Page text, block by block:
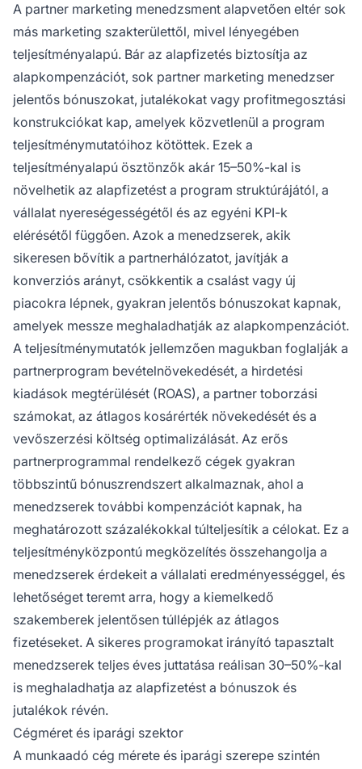
A partner marketing menedzsment alapvetően eltér sok
más marketing szakterülettől, mivel lényegében
teljesítményalapú. Bár az alapfizetés biztosítja az
alapkompenzációt, sok partner marketing menedzser
jelentős bónuszokat, jutalékokat vagy profitmegosztási
konstrukciókat kap, amelyek közvetlenül a program
teljesítménymutatóihoz kötöttek. Ezek a
teljesítményalapú ösztönzők akár 15–50%-kal is
növelhetik az alapfizetést a program struktúrájától, a
vállalat nyereségességétől és az egyéni KPI-k
elérésétől függően. Azok a menedzserek, akik
sikeresen bővítik a partnerhálózatot, javítják a
konverziós arányt, csökkentik a csalást vagy új
piacokra lépnek, gyakran jelentős bónuszokat kapnak,
amelyek messze meghaladhatják az alapkompenzációt.
A teljesítménymutatók jellemzően magukban foglalják a
partnerprogram bevételnövekedését, a hirdetési
kiadások megtérülését (ROAS), a partner toborzási
számokat, az átlagos kosárérték növekedését és a
vevőszerzési költség optimalizálását. Az erős
partnerprogrammal rendelkező cégek gyakran
többszintű bónuszrendszert alkalmaznak, ahol a
menedzserek további kompenzációt kapnak, ha
meghatározott százalékokkal túlteljesítik a célokat. Ez a
teljesítményközpontú megközelítés összehangolja a
menedzserek érdekeit a vállalati eredményességgel, és
lehetőséget teremt arra, hogy a kiemelkedő
szakemberek jelentősen túllépjék az átlagos
fizetéseket. A sikeres programokat irányító tapasztalt
menedzserek teljes éves juttatása reálisan 30–50%-kal
is meghaladhatja az alapfizetést a bónuszok és
jutalékok révén.
Cégméret és iparági szektor
A munkaadó cég mérete és iparági szerepe szintén